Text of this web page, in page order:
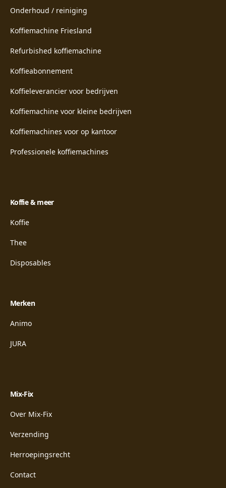
Onderhoud / reiniging
Koffiemachine Friesland
Refurbished koffiemachine
Koffieabonnement
Koffieleverancier voor bedrijven
Koffiemachine voor kleine bedrijven
Koffiemachines voor op kantoor
Professionele koffiemachines
Koffie & meer
Koffie
Thee
Disposables
Merken
Animo
JURA
Mix-Fix
Over Mix-Fix
Verzending
Herroepingsrecht
Contact